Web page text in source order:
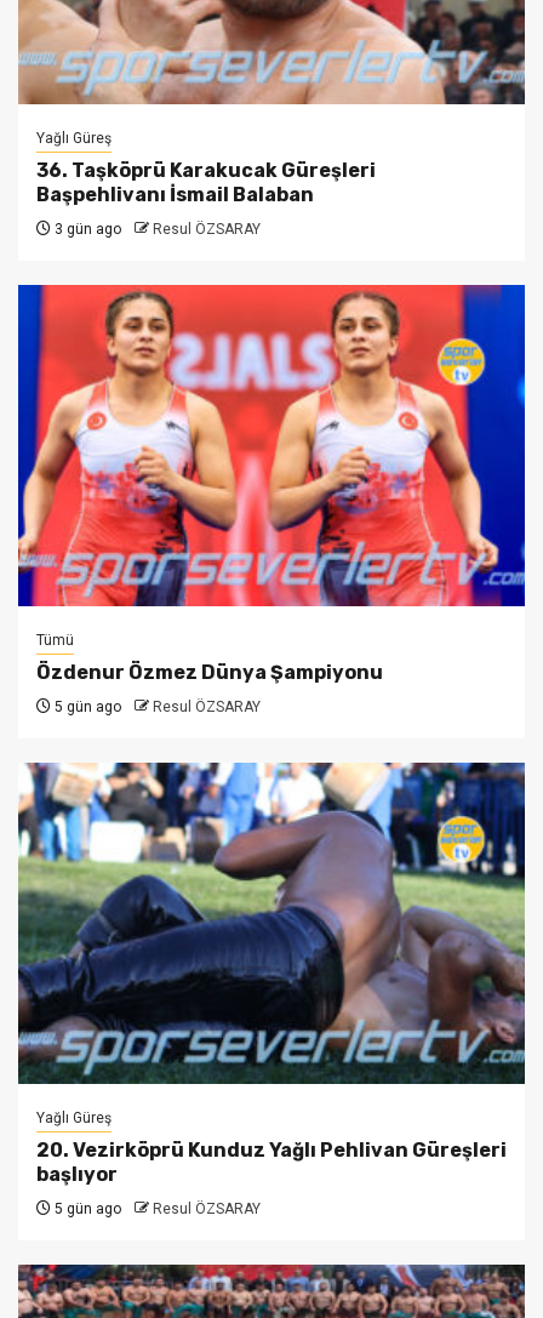
Yağlı Güreş
36. Taşköprü Karakucak Güreşleri
Başpehlivanı İsmail Balaban
3 gün ago Resul ÖZSARAY
Tümü
Özdenur Özmez Dünya Şampiyonu
5 gün ago Resul ÖZSARAY
Yağlı Güreş
20. Vezirköprü Kunduz Yağlı Pehlivan Güreşleri
başlıyor
5 gün ago Resul ÖZSARAY